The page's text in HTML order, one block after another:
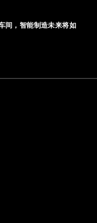
间，智能制造未来将如